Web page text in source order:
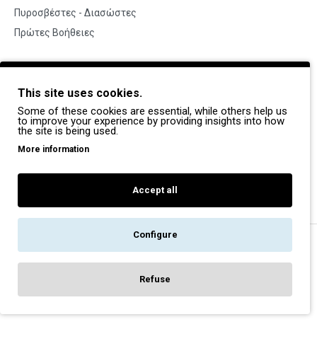
Πυροσβέστες - Διασώστες
Πρώτες Βοήθειες
BRANDS
Payper
Dike
Coverguard
Portwest
Exena
This site uses cookies.
Some of these cookies are essential, while others help us
to improve your experience by providing insights into how
the site is being used.
More information
Accept all
Configure
Refuse